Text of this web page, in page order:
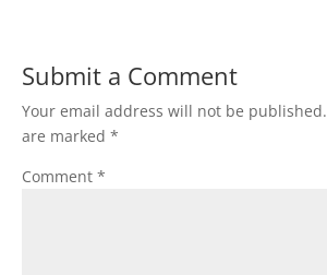
Submit a Comment
Your email address will not be published.
are marked *
Comment *